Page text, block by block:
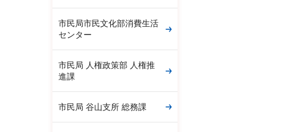
市民局市民文化部消費生活
センター
市民局 人権政策部 人権推
進課
市民局 谷山支所 総務課